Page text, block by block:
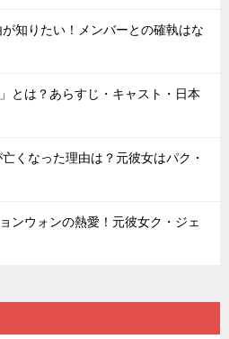
知りたい！メンバーとの確執はな
とは？あらすじ・キャスト・日本
くなった理由は？元彼女はパク・
ンウォンの熱愛！元彼女ク・ジェ